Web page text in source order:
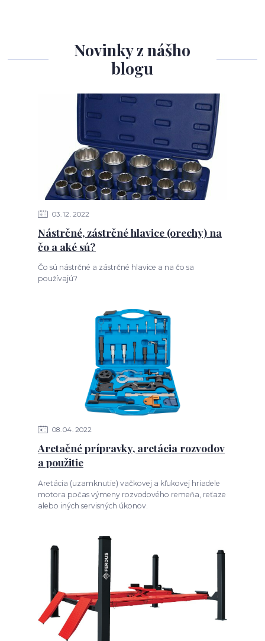
Novinky z nášho
blogu
03 12 2022
Nástrčné, zástrčné hlavice (orechy) na
čo a aké sú?
Čo sú nástrčné a zástrčné hlavice a na čo sa
používajú?
08 04 2022
Aretačné prípravky, aretácia rozvodov
a použitie
Aretácia (uzamknutie) vačkovej a kľukovej hriadele
motora počas výmeny rozvodového remeňa, reťaze
alebo iných servisných úkonov.